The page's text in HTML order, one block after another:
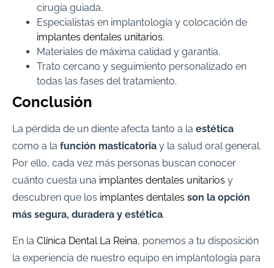
cirugía guiada.
Especialistas en implantología y colocación de
implantes dentales unitarios.
Materiales de máxima calidad y garantía.
Trato cercano y seguimiento personalizado en
todas las fases del tratamiento.
Conclusión
La pérdida de un diente afecta tanto a la estética
como a la función masticatoria y la salud oral general.
Por ello, cada vez más personas buscan conocer
cuánto cuesta una implantes dentales unitarios y
descubren que los implantes dentales son la opción
más segura, duradera y estética.
En la Clínica Dental La Reina, ponemos a tu disposición
la experiencia de nuestro equipo en implantología para